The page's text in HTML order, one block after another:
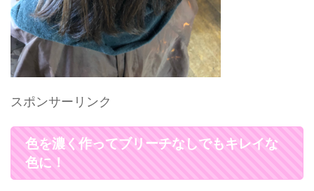
スポンサーリンク
色を濃く作ってブリーチなしでもキレイな
色に！